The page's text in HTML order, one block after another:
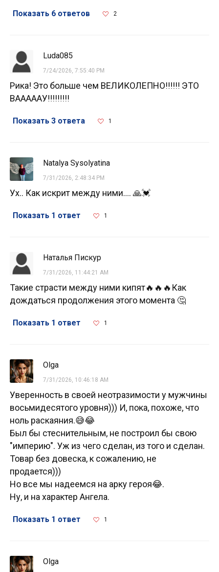
Показать 6 ответов 2
Luda085
7/24/2026, 7:55:40 PM
Рика! Это больше чем ВЕЛИКОЛЕПНО!!!!!! ЭТО
ВАААААУ!!!!!!!!!
Показать 3 ответа 1
Natalya Sysolyatina
7/31/2026, 2:48:34 PM
Ух.. Как искрит между ними.... 🙏💓
Показать 1 ответ 1
Наталья Пискур
7/31/2026, 11:44:21 AM
Такие страсти между ними кипят🔥🔥🔥Как
дождаться продолжения этого момента 🤔
Показать 1 ответ 1
Olga
7/31/2026, 10:46:18 AM
Уверенность в своей неотразимости у мужчины
восьмидесятого уровня))) И, пока, похоже, что
ноль раскаяния.😅😂
Был бы стеснительным, не построил бы свою
"империю". Уж из чего сделан, из того и сделан.
Товар без довеска, к сожалению, не
продается)))
Но все мы надеемся на арку героя😂.
Ну, и на характер Ангела.
Показать 1 ответ 1
Olga